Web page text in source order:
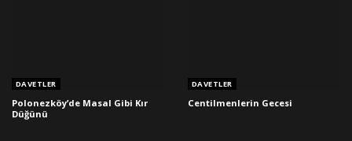
DAVETLER
Polonezköy’de Masal Gibi Kır
Düğünü
DAVETLER
Centilmenlerin Gecesi